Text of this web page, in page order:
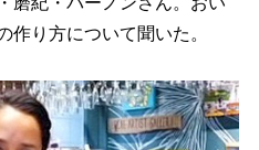
作り方について聞いた。